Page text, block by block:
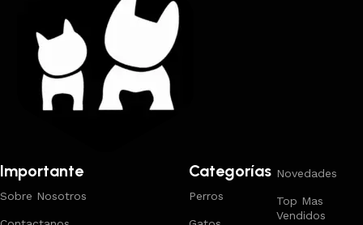
Importante
Sobre Nosotros
Categorías
Perros
Novedades
Top Mas
Vendidos